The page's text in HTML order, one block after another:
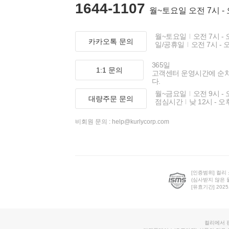
1644-1107 월~토요일 오전 7시 -
카카오톡 문의
월~토요일
오전 7시 -
일/공휴일
오전 7시 -
1:1 문의
365일
고객센터 운영시간에 순
다.
대량주문 문의
월~금요일
오전 9시 -
점심시간
낮 12시 - 오
비회원 문의 : help@kurlycorp.com
[인증범위] 컬리
(심사받지 않은
[유효기간]
컬리에서